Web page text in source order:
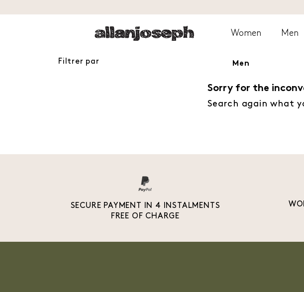
Women Men
Men
Sorry for the
Search again what
Filtrer par
SECURE PAYMENT IN 4 INSTALMENTS
FREE OF CHARGE